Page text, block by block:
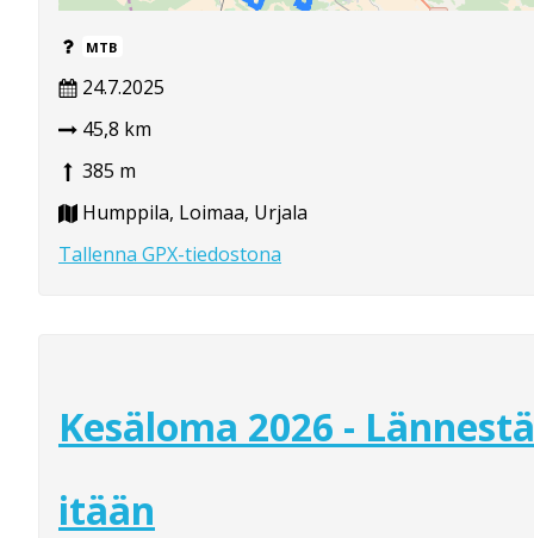
MTB
24.7.2025
45,8 km
385 m
Humppila, Loimaa, Urjala
Tallenna GPX-tiedostona
Kesäloma 2026 - Lännestä
itään